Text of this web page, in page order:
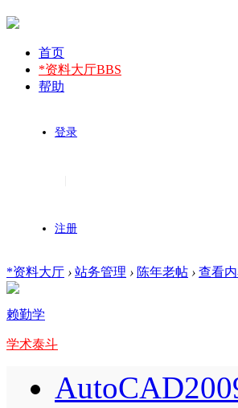
首页
*资料大厅BBS
帮助
登录
注册
*资料大厅 › 站务管理 › 陈年老帖 › 查看
赖勤学
学术泰斗